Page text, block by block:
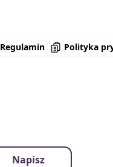
Napisz
Regulamin Polityka